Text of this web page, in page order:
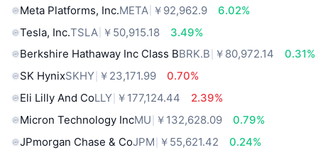
Meta Platforms, Inc.META ￥92,962.9
6.02%
Tesla, Inc.TSLA ￥50,915.18
3.49%
Berkshire Hathaway Inc Class BBRK.B ￥80,972.14
0.31%
SK HynixSKHY ￥23,171.99
0.70%
Eli Lilly And CoLLY ￥177,124.44
2.39%
Micron Technology IncMU ￥132,628.09
0.79%
JPmorgan Chase & CoJPM ￥55,621.42
0.24%